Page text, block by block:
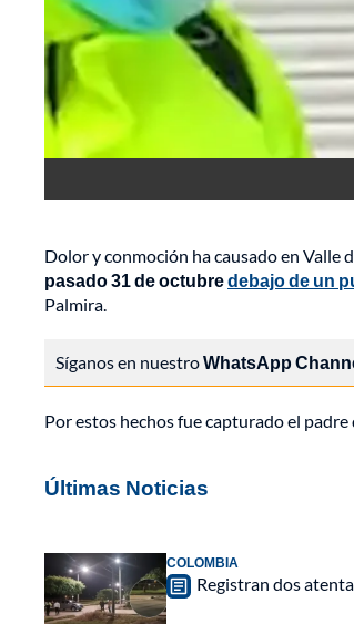
Dolor y conmoción ha causado en Valle
pasado 31 de octubredebajo de un
Palmira.
Síganos en nuestroWhatsApp
Por estos hechos fue capturado el
Últimas Noticias
COLOMBIA
Registran dos